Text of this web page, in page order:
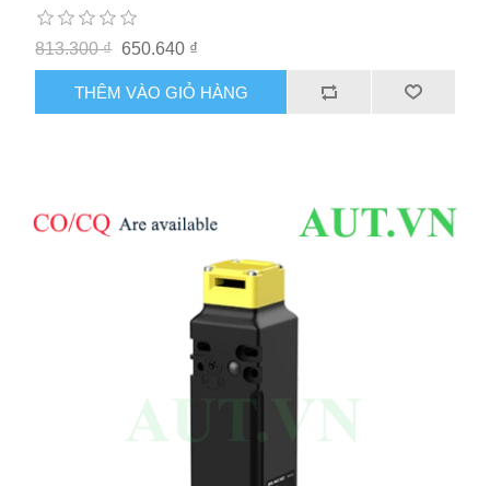
813.300 ₫ 650.640 ₫
THÊM VÀO GIỎ HÀNG